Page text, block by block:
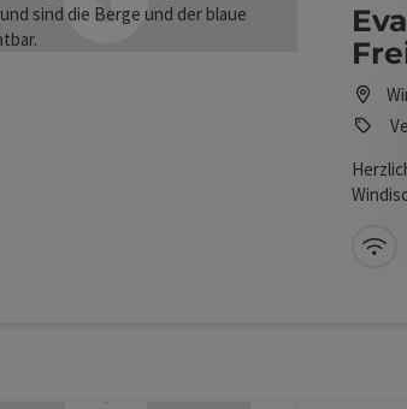
merken : Evangelisches Freizeitheim
merken